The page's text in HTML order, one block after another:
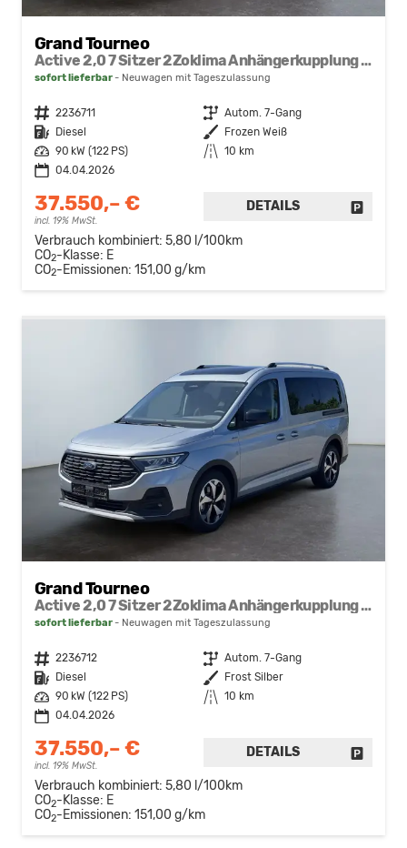
Grand Tourneo
Active 2,0 7 Sitzer 2Zoklima Anhängerkupplung Panoramadach AGR Sitze Sitzheizung Einparkhilfe Kamera 17 Zoll Leichtmetall ACC
sofort lieferbar Neuwagen mit Tageszulassung
Fahrzeugnr. 2236711 Getriebe Autom. 7-Gang
Kraftstoff
Diesel Außenfarbe
Frozen Weiß
Leistung
90 kW (122 PS) Kilometerstand
10 km
04.04.2026
37.550,– €
incl. 19% MwSt.
DETAILS
Verbrauch kombiniert: 5,80 l/100km
CO2-Klasse: E
CO2-Emissionen: 151,00 g/km
Grand Tourneo
Active 2,0 7 Sitzer 2Zoklima Anhängerkupplung Panoramadach AGR Sitze Sitzheizung Einparkhilfe Kamera 17 Zoll Leichtmetall ACC
sofort lieferbar Neuwagen mit Tageszulassung
Fahrzeugnr. 2236712 Getriebe Autom. 7-Gang
Kraftstoff
Diesel Außenfarbe
Frost Silber
Leistung
90 kW (122 PS) Kilometerstand
10 km
04.04.2026
37.550,– €
incl. 19% MwSt.
DETAILS
Verbrauch kombiniert: 5,80 l/100km
CO2-Klasse: E
CO2-Emissionen: 151,00 g/km